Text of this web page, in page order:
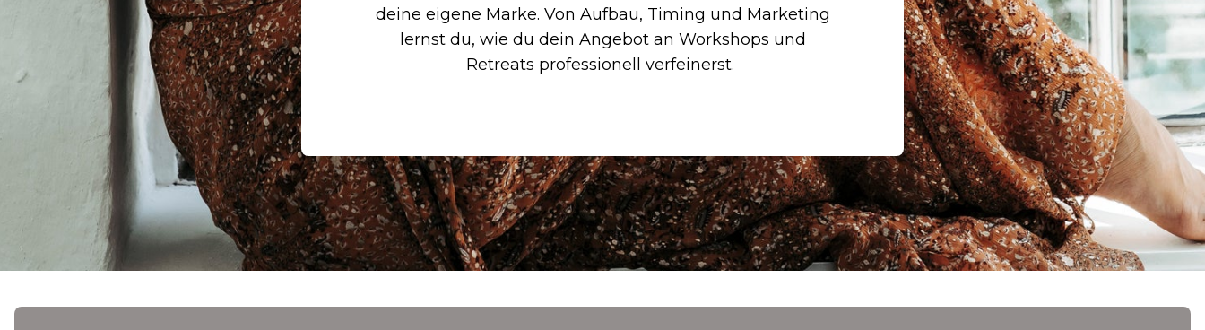
deine eigene Marke. Von Aufbau, Timing und Marketing
lernst du, wie du dein Angebot an Workshops und
Retreats professionell verfeinerst.